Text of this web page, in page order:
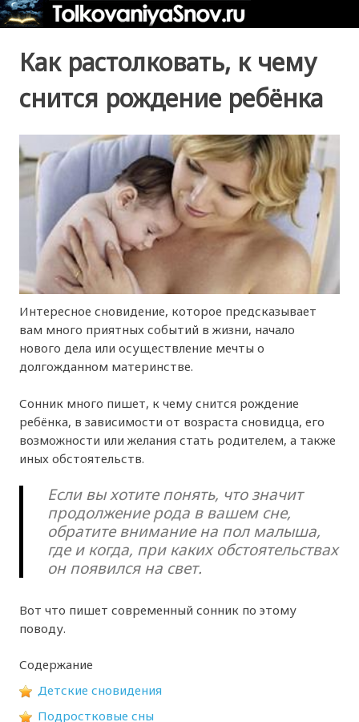
Как растолковать, к чему
снится рождение ребёнка
Интересное сновидение, которое предсказывает
вам много приятных событий в жизни, начало
нового дела или осуществление мечты о
долгожданном материнстве.
Сонник много пишет, к чему снится рождение
ребёнка, в зависимости от возраста сновидца, его
возможности или желания стать родителем, а также
иных обстоятельств.
Если вы хотите понять, что значит
продолжение рода в вашем сне,
обратите внимание на пол малыша,
где и когда, при каких обстоятельствах
он появился на свет.
Вот что пишет современный сонник по этому
поводу.
Содержание
Детские сновидения
Подростковые сны